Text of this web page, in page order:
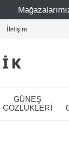
Caddesi
İletişim
GÜNEŞ
GÖZLÜKLERİ